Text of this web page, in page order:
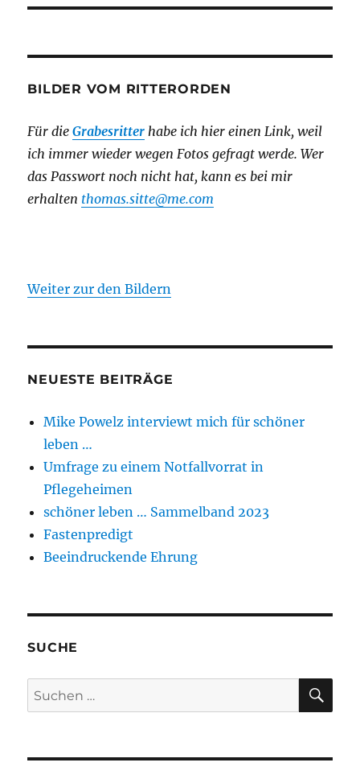
BILDER VOM RITTERORDEN
Für dieGrabesritter habe ich hier einen Link,weil
ich immer wieder wegen Fotos gefragt werde. Wer
das Passwort noch nicht hat, kann es bei mir
erhalten thomas.sitte@me.com
Weiter zur den Bildern
NEUESTE BEITRÄGE
Mike Powelz interviewt mich für schöner
leben …
Umfrage zu einem Notfallvorrat in
Pflegeheimen
schöner leben … Sammelband 2023
Fastenpredigt
Beeindruckende Ehrung
SUCHE
Suchen
nach: